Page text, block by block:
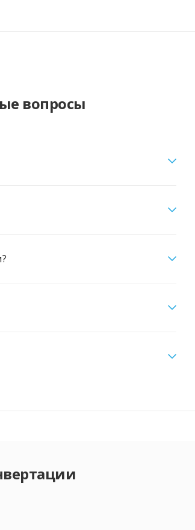
вопросы